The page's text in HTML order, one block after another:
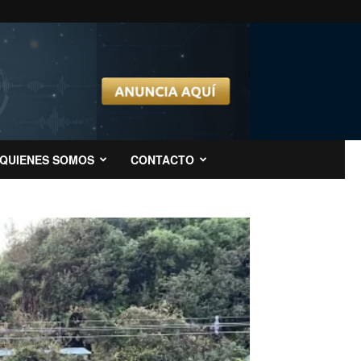
QUIENES SOMOS CONTACTO